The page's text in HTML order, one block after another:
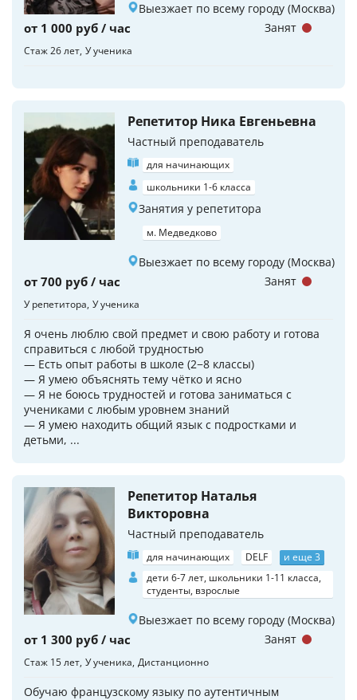
Выезжает по всему городу (Москва)
от 1 000 руб / час
Стаж 26 лет У ученика
Занят
Репетитор Ника Евгеньевна
Частный преподаватель
для начинающих
школьники 1-6 класса
Занятия у репетитора
м. Медведково
Выезжает по всему городу (Москва)
от 700 руб / час
У репетитора У ученика
Я очень люблю свой предмет и свою работу и готова
справиться с любой трудностью
— Есть опыт работы в школе (2−8 классы)
— Я умею объяснять тему чётко и ясно
— Я не боюсь трудностей и готова заниматься с
учениками с любым уровнем знаний
— Я умею находить общий язык с подростками и
детьми, ...
Занят
Репетитор Наталья
Викторовна
Частный преподаватель
для начинающих DELF
и еще 3
дети 6-7 лет, школьники 1-11 класса,
студенты, взрослые
Выезжает по всему городу (Москва)
от 1 300 руб / час
Стаж 15 лет У ученика Дистанционно
Обучаю французскому языку по аутентичным
Занят